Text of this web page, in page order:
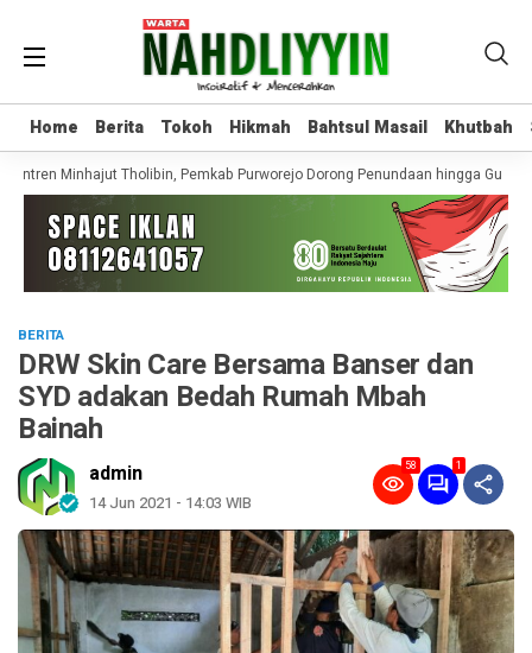
Home Berita Tokoh Hikmah Bahtsul Masail Khutbah
Home Berita Tokoh Hikmah Bahtsul Masail Khutbah
Minhajut Tholibin, Pemkab Purworejo Dorong Penundaan hingga
BERITA
DRW Skin Care Bersama Banser dan
SYD adakan Bedah Rumah Mbah
Bainah
admin
14 Jun 2021 - 14:03 WIB
58 1